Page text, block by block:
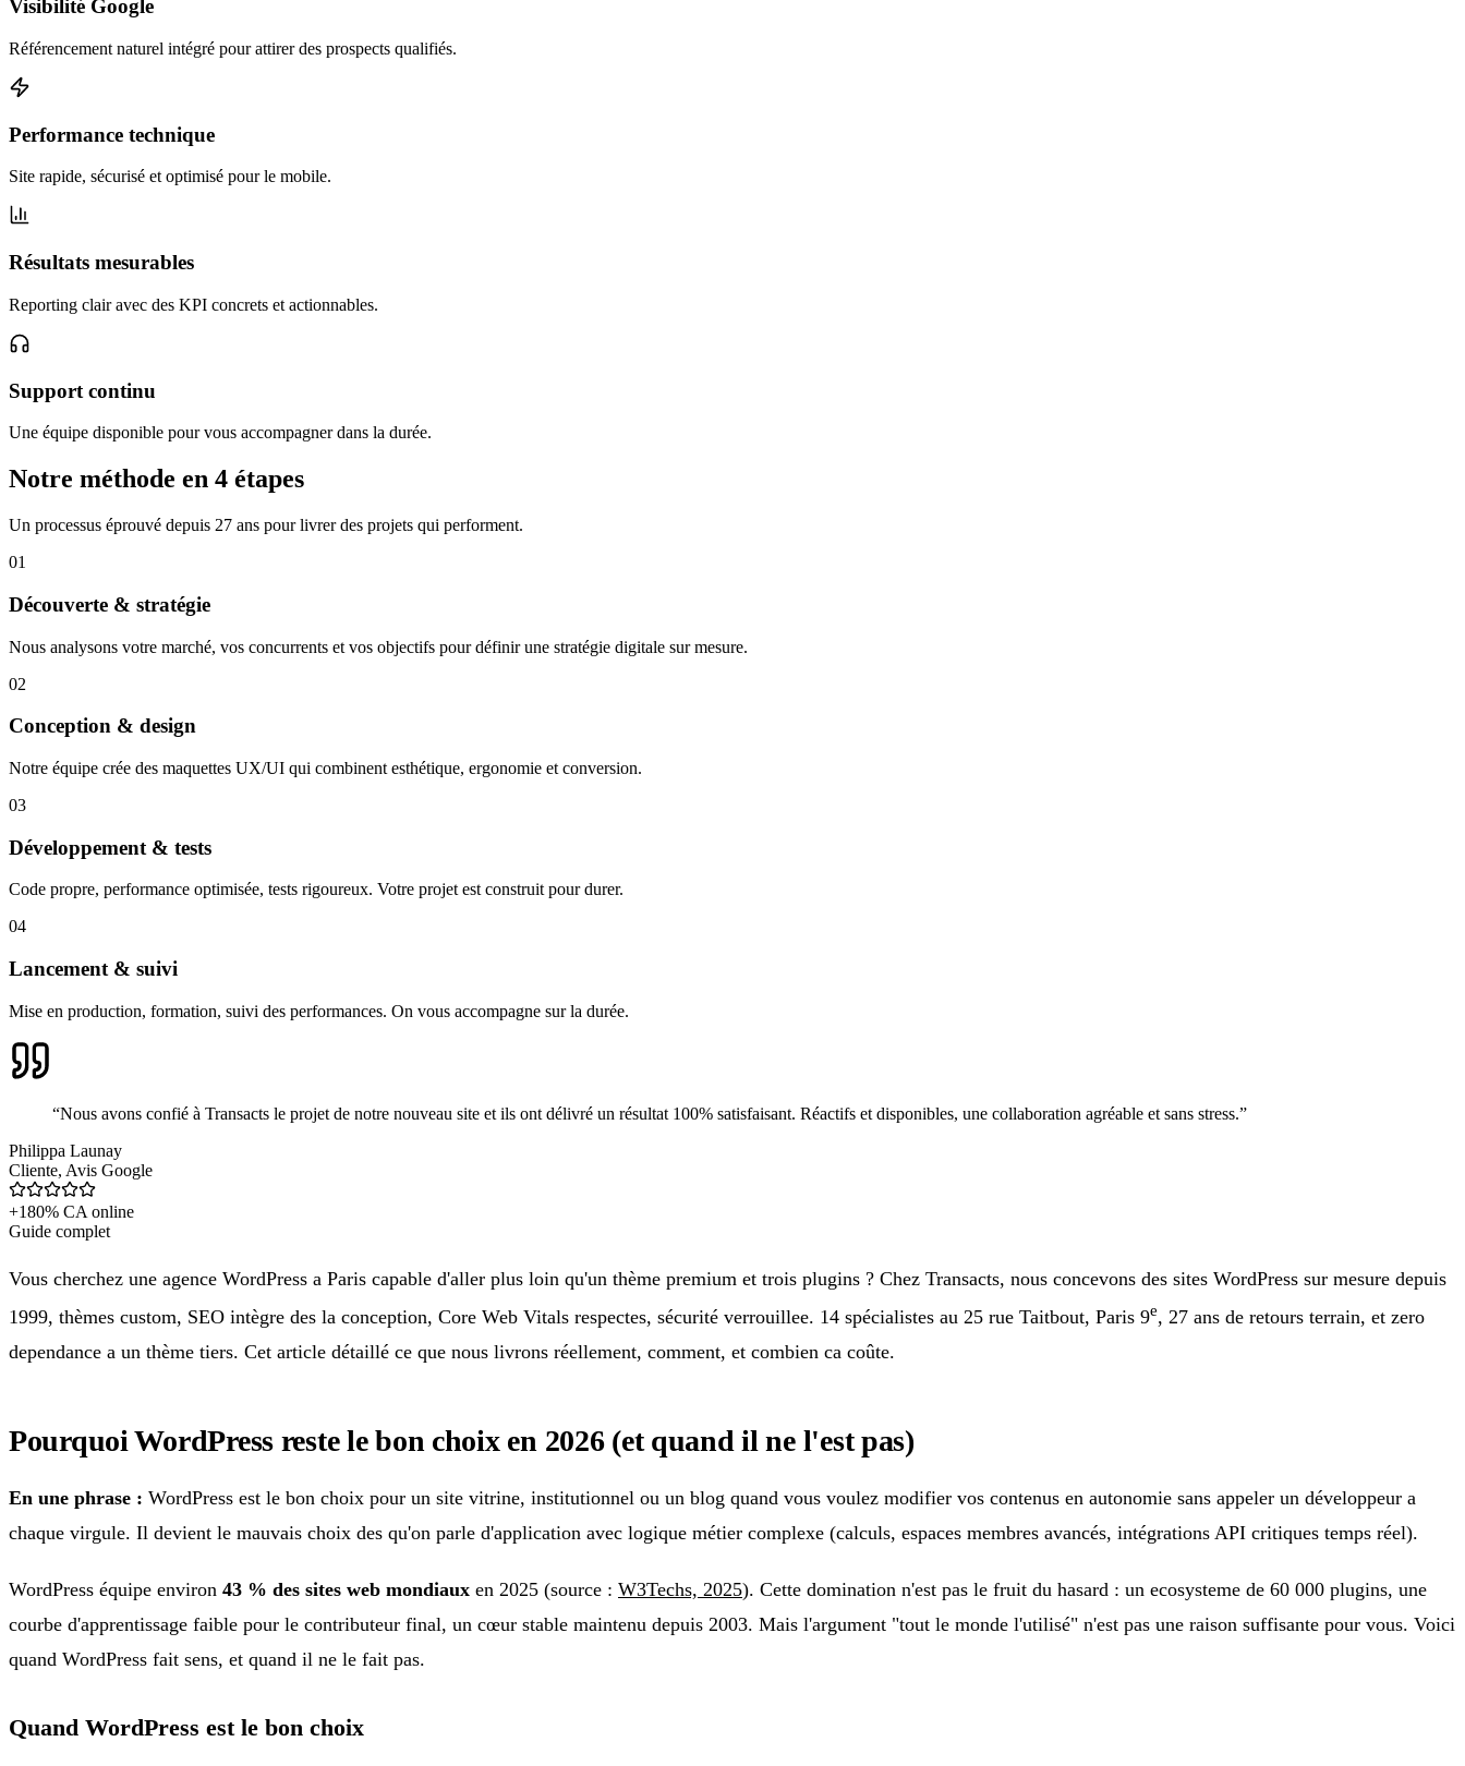
Visibilité Google
Référencement naturel intégré pour attirer des prospects qualifiés.
Performance technique
Site rapide, sécurisé et optimisé pour le mobile.
Résultats mesurables
Reporting clair avec des KPI concrets et actionnables.
Support continu
Une équipe disponible pour vous accompagner dans la durée.
Notre méthode en 4 étapes
Un processus éprouvé depuis 27 ans pour livrer des projets qui performent.
01
Découverte & stratégie
Nous analysons votre marché, vos concurrents et vos objectifs pour définir une stratégie digitale sur mesure.
02
Conception & design
Notre équipe crée des maquettes UX/UI qui combinent esthétique, ergonomie et conversion.
03
Développement & tests
Code propre, performance optimisée, tests rigoureux. Votre projet est construit pour durer.
04
Lancement & suivi
Mise en production, formation, suivi des performances. On vous accompagne sur la durée.
“Nous avons confié à Transacts le projet de notre nouveau site et ils ont délivré un résultat 100% satisfaisant. Réactifs et disponibles, une collaboration agréable et sans stress.”
Philippa Launay
Cliente, Avis Google
+180% CA online
Guide complet
Vous cherchez une agence WordPress a Paris capable d'aller plus loin qu'un thème premium et trois plugins ? Chez Transacts, nous concevons des sites WordPress sur mesure depuis
1999, thèmes custom, SEO intègre des la conception, Core Web Vitals respectes, sécurité verrouillee. 14 spécialistes au 25 rue Taitbout, Paris 9e, 27 ans de retours terrain, et zero
dependance a un thème tiers. Cet article détaillé ce que nous livrons réellement, comment, et combien ca coûte.
Pourquoi WordPress reste le bon choix en 2026 (et quand il ne l'est pas)
En une phrase : WordPress est le bon choix pour un site vitrine, institutionnel ou un blog quand vous voulez modifier vos contenus en autonomie sans appeler un développeur a
chaque virgule. Il devient le mauvais choix des qu'on parle d'application avec logique métier complexe (calculs, espaces membres avancés, intégrations API critiques temps réel).
WordPress équipe environ 43 % des sites web mondiaux en 2025 (source : W3Techs, 2025). Cette domination n'est pas le fruit du hasard : un ecosysteme de 60 000 plugins, une
courbe d'apprentissage faible pour le contributeur final, un cœur stable maintenu depuis 2003. Mais l'argument "tout le monde l'utilisé" n'est pas une raison suffisante pour vous. Voici
quand WordPress fait sens, et quand il ne le fait pas.
Quand WordPress est le bon choix